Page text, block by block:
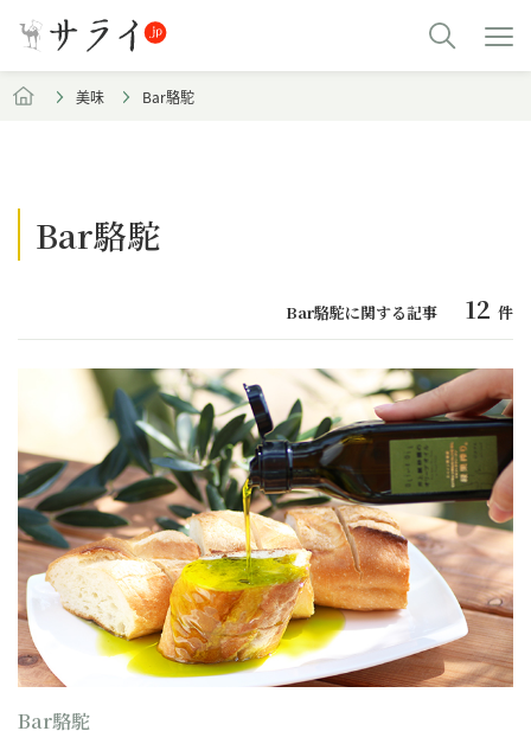
美味 Bar駱駝
Bar駱駝
Bar駱駝に関する記事 12 件
Bar駱駝